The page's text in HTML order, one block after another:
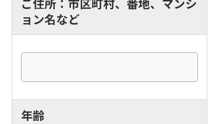
ョン名など
年齢